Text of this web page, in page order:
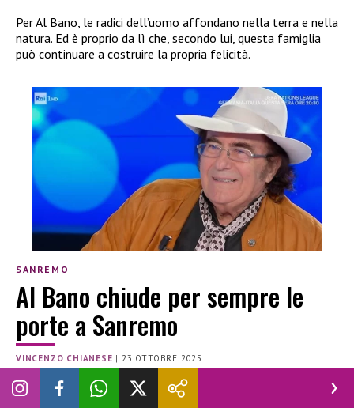
Per Al Bano, le radici dell’uomo affondano nella terra e nella
natura. Ed è proprio da lì che, secondo lui, questa famiglia
può continuare a costruire la propria felicità.
SANREMO
Al Bano chiude per sempre le
porte a Sanremo
VINCENZO CHIANESE |23 OTTOBRE 2025
AL BANO CARRISI SANREMO 2026